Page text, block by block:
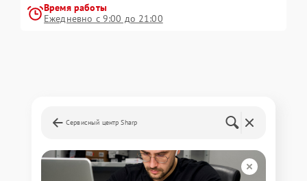
Время работы
Ежедневно с 9:00 до 21:00
Сервисный центр Sharp